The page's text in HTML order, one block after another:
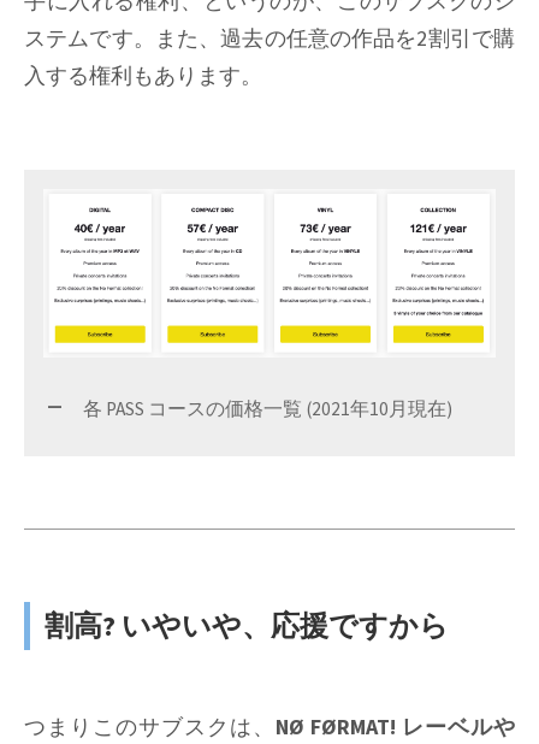
ステムです。また、過去の任意の作品を2割引で購
入する権利もあります。
各 PASS コースの価格一覧 (2021年10月現在)
割高? いやいや、応援ですから
つまりこのサブスクは、 NØ FØRMAT! レーベルや